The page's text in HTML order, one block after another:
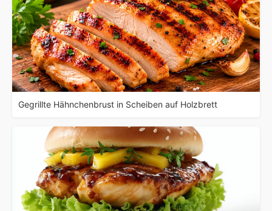
Gegrillte Hähnchenbrust in Scheiben auf Holzbrett